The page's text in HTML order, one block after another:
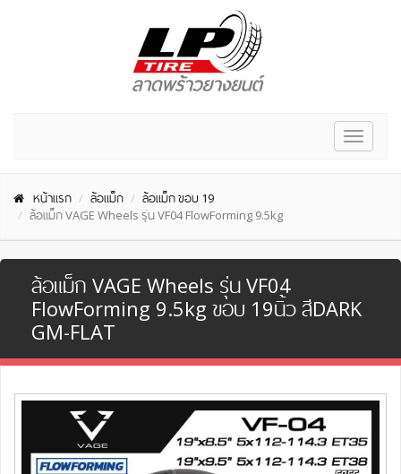
Toggle
หน้าแรก ล้อแม็ก
ล้อแม็ก ขอบ 19
ล้อแม็ก VAGE Wheels รุ่น VF04 FlowForming 9.5kg
ล้อแม็ก VAGE Wheels รุ่น VF04
FlowForming 9.5kg ขอบ 19นิ้ว สีDARK
GM-FLAT